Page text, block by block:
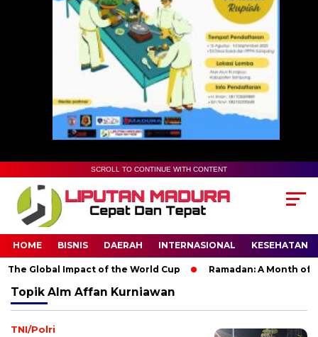
SCROLL TO CONTINUE WITH CONTENT
HOME BISNIS DAERAH INTERNASIONAL KESEHATAN
Global Impact of the World Cup Ramadan: A Month of
Topik Alm Affan Kurniawan
TNI/Polri